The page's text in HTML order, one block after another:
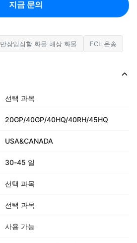
지금 문의
만장입짐함 화물 해상 화물 FCL 운송
선택 과목
20GP/40GP/40HQ/40RH/45HQ
USA&CANADA
30-45 일
선택 과목
선택 과목
사용 가능